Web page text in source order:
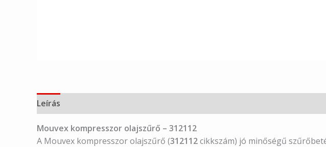
Leírás
Mouvex kompresszor olajszűrő – 312112
A Mouvex kompresszor olajszűrő (312112cikkszám) jó minőségű